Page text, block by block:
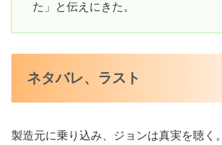
た」と伝えにきた。
ネタバレ、ラスト
製造元に乗り込み、ジョンは真実を聴く。